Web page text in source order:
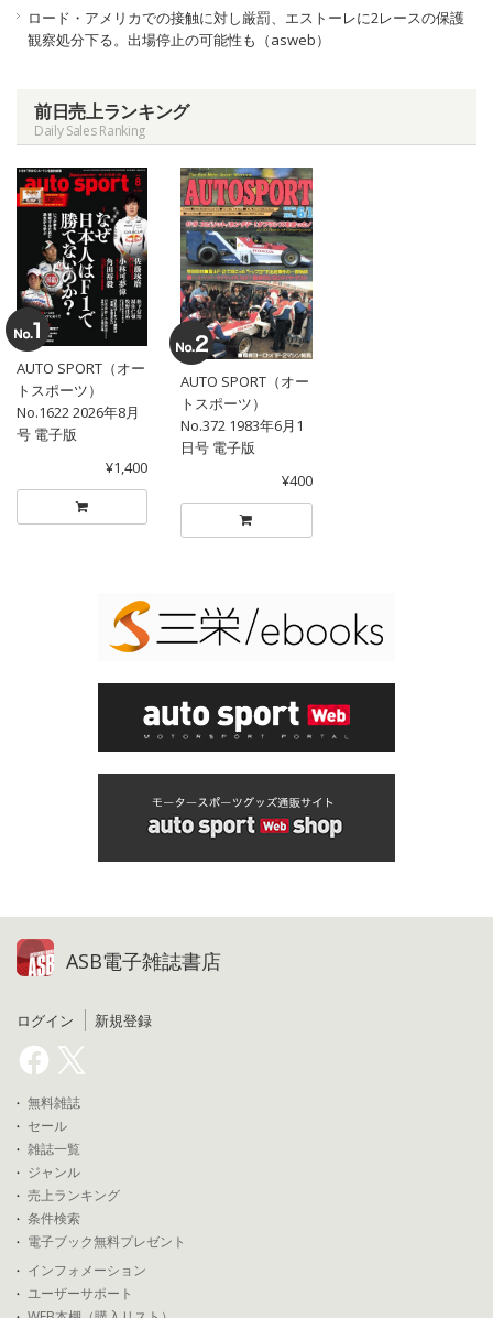
ロード・アメリカでの接触に対し厳罰、エストーレに2レースの保護
観察処分下る。出場停止の可能性も（asweb）
前日売上ランキング
Daily Sales Ranking
AUTO SPORT（オー
トスポーツ）
No.1622 2026年8月
号 電子版
¥1,400
AUTO SPORT（オー
トスポーツ）
No.372 1983年6月1
日号 電子版
¥400
ASB電子雑誌書店
ログイン 新規登録
無料雑誌
セール
雑誌一覧
ジャンル
売上ランキング
条件検索
電子ブック無料プレゼント
インフォメーション
ユーザーサポート